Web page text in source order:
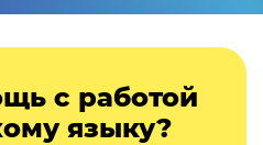
с работой
языку?